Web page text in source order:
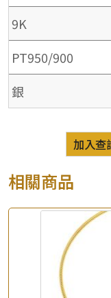
9K
PT950/900
銀
加入查
相關商品